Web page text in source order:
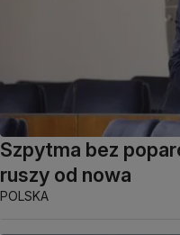
Szpytma bez
ruszy od nowa
POLSKA